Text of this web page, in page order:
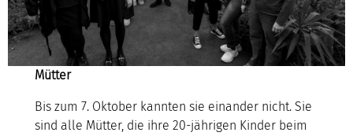
Mütter
Bis zum 7. Oktober kannten sie einander nicht. Sie
sind alle Mütter, die ihre 20-jährigen Kinder beim